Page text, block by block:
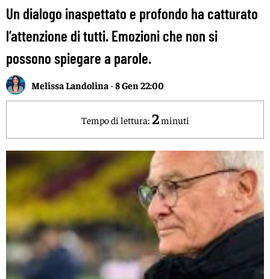
Un dialogo inaspettato e profondo ha catturato
l’attenzione di tutti. Emozioni che non si
possono spiegare a parole.
Melissa Landolina -8 Gen 22:00
Tempo di lettura: 2minuti